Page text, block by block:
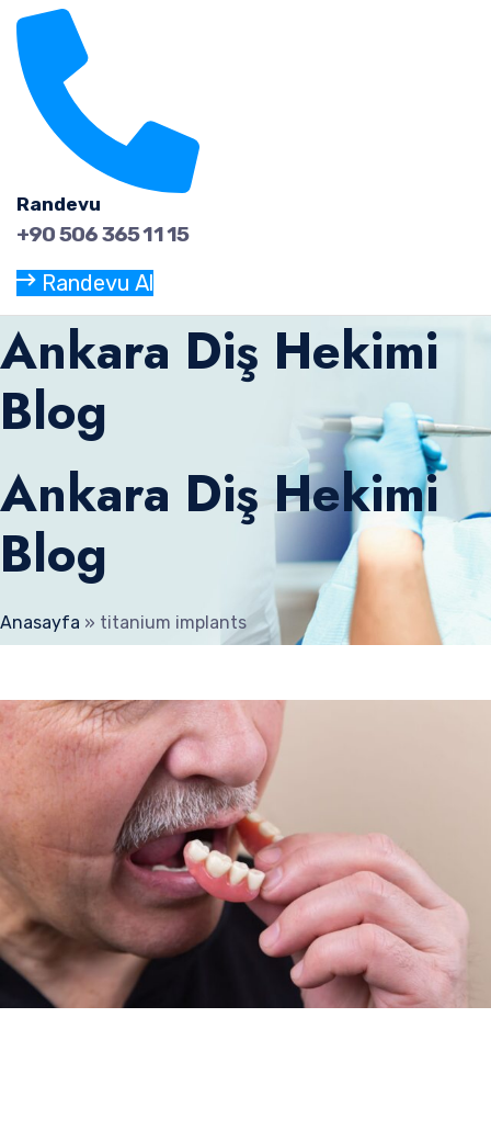
Randevu
+90 506 365 11 15
Randevu Al
Ankara Diş Hekimi
Blog
Ankara Diş Hekimi
Blog
Anasayfa » titanium implants